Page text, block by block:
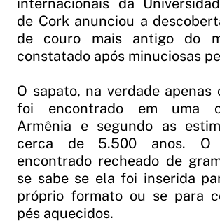
internacionais da
de Cork anunciou a
de couro mais antigo do
constatado após minuciosas
O sapato, na verdade apenas
foi encontrado em uma
Armênia e segundo as
cerca de 5.500 anos. O
encontrado recheado de
se sabe se ela foi inserida
próprio formato ou se para
pés aquecidos.